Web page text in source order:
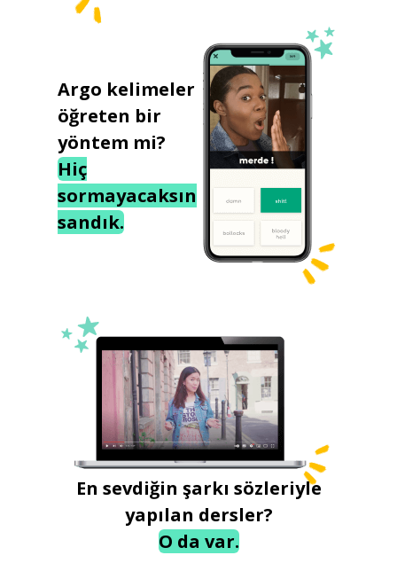
Argo kelimeler
öğreten bir
yöntem mi?
Hiç
sormayacaksın
sandık.
En sevdiğin şarkı sözleriyle
yapılan dersler?
O da var.